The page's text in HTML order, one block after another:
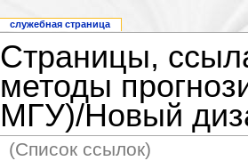
Страницы,
методы
МГУ)/Новый
(Список ссылок)
служебная страница